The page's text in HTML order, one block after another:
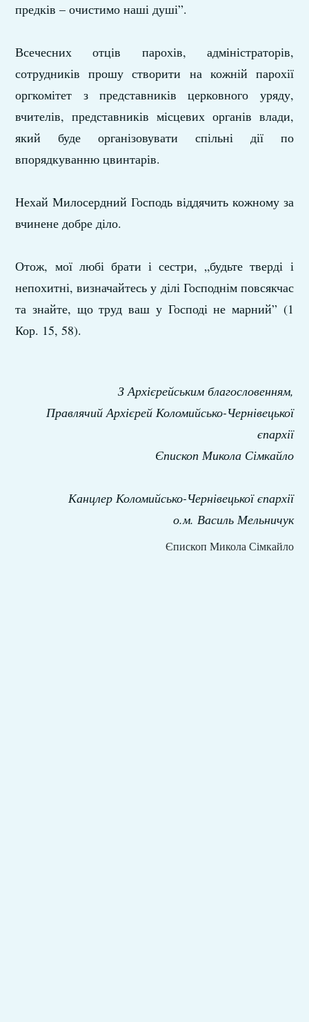
предків – очистимо наші душі”.
Всечесних отців парохів, адміністраторів,
сотрудників прошу створити на кожній парохії
оргкомітет з представників церковного уряду,
вчителів, представників місцевих органів влади,
який буде організовувати спільні дії по
впорядкуванню цвинтарів.
Нехай Милосердний Господь віддячить кожному за
вчинене добре діло.
Отож, мої любі брати і сестри, „будьте тверді і
непохитні, визначайтесь у ділі Господнім повсякчас
та знайте, що труд ваш у Господі не марний” (1
Кор. 15, 58).
З Архієрейським благословенням,
Правлячий Архієрей Коломийсько-Чернівецької
єпархії
Єпископ Микола Сімкайло
Канцлер Коломийсько-Чернівецької єпархії
о.м. Василь Мельничук
Єпископ Микола Сімкайло